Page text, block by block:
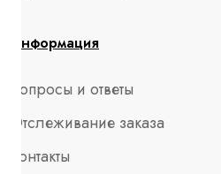
Информация
Вопросы и ответы
Отслеживание заказа
Контакты